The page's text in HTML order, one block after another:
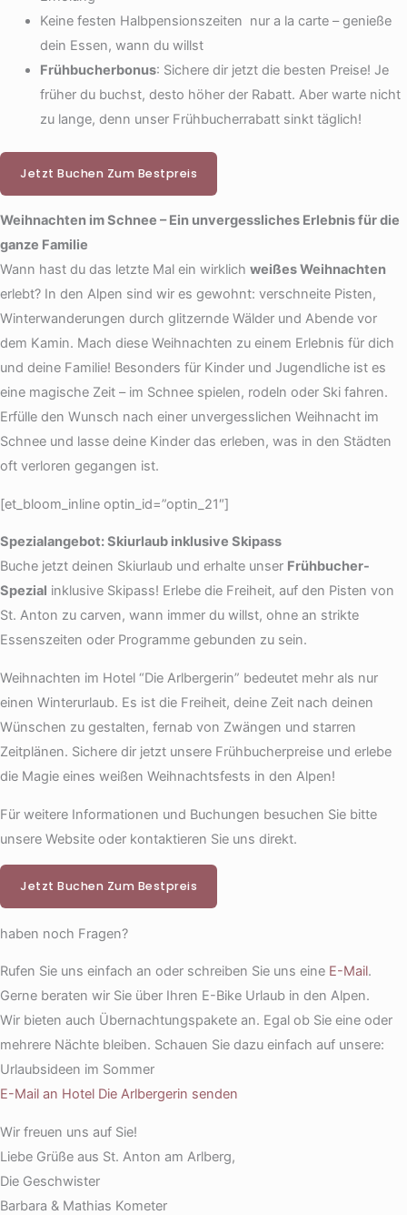
Keine festen Halbpensionszeiten nur a la carte – genieße
dein Essen, wann du willst
Frühbucherbonus: Sichere dir jetzt die besten Preise! Je
früher du buchst, desto höher der Rabatt. Aber warte nicht
zu lange, denn unser Frühbucherrabatt sinkt täglich!
Jetzt Buchen Zum Bestpreis
Weihnachten im Schnee – Ein unvergessliches Erlebnis für die
ganze Familie
Wann hast du das letzte Mal ein wirklich weißes Weihnachten
erlebt? In den Alpen sind wir es gewohnt: verschneite Pisten,
Winterwanderungen durch glitzernde Wälder und Abende vor
dem Kamin. Mach diese Weihnachten zu einem Erlebnis für dich
und deine Familie! Besonders für Kinder und Jugendliche ist es
eine magische Zeit – im Schnee spielen, rodeln oder Ski fahren.
Erfülle den Wunsch nach einer unvergesslichen Weihnacht im
Schnee und lasse deine Kinder das erleben, was in den Städten
oft verloren gegangen ist.
[et_bloom_inline optin_id=”optin_21″]
Spezialangebot: Skiurlaub inklusive Skipass
Buche jetzt deinen Skiurlaub und erhalte unser Frühbucher-
Spezial inklusive Skipass! Erlebe die Freiheit, auf den Pisten von
St. Anton zu carven, wann immer du willst, ohne an strikte
Essenszeiten oder Programme gebunden zu sein.
Weihnachten im Hotel “Die Arlbergerin” bedeutet mehr als nur
einen Winterurlaub. Es ist die Freiheit, deine Zeit nach deinen
Wünschen zu gestalten, fernab von Zwängen und starren
Zeitplänen. Sichere dir jetzt unsere Frühbucherpreise und erlebe
die Magie eines weißen Weihnachtsfests in den Alpen!
Für weitere Informationen und Buchungen besuchen Sie bitte
unsere Website oder kontaktieren Sie uns direkt.
Jetzt Buchen Zum Bestpreis
haben noch Fragen?
Rufen Sie uns einfach an oder schreiben Sie uns eine E-Mail.
Gerne beraten wir Sie über Ihren E-Bike Urlaub in den Alpen.
Wir bieten auch Übernachtungspakete an. Egal ob Sie eine oder
mehrere Nächte bleiben. Schauen Sie dazu einfach auf unsere:
Urlaubsideen im Sommer
E-Mail an Hotel Die Arlbergerin senden
Wir freuen uns auf Sie!
Liebe Grüße aus St. Anton am Arlberg,
Die Geschwister
Barbara & Mathias Kometer